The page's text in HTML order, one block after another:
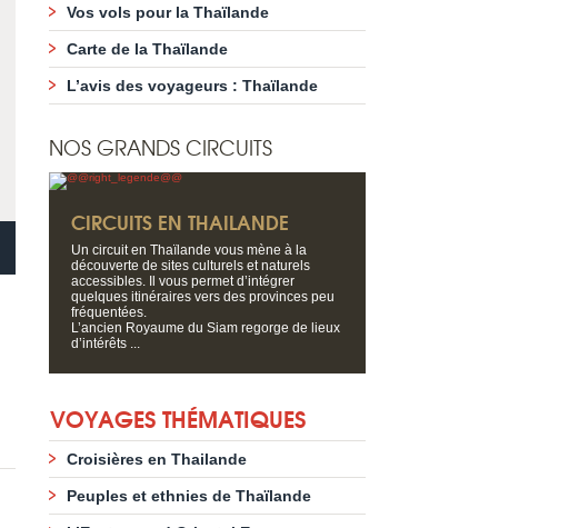
Vos vols pour la Thaïlande
Carte de la Thaïlande
L’avis des voyageurs : Thaïlande
NOS GRANDS CIRCUITS
CIRCUITS EN THAILANDE
Un circuit en Thaïlande vous mène à la
découverte de sites culturels et naturels
accessibles. Il vous permet d’intégrer
quelques itinéraires vers des provinces peu
fréquentées.
L’ancien Royaume du Siam regorge de lieux
d’intérêts ...
VOYAGES THÉMATIQUES
Croisières en Thailande
Peuples et ethnies de Thaïlande